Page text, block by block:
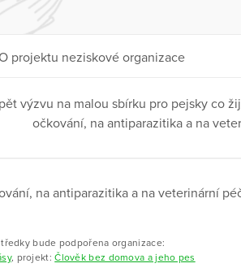
projektu neziskové organizace
výzvu na malou sbírku pro pejsky co
očkování, na antiparazitika a na
na antiparazitika a na veterinární
bude podpořena organizace:
, projekt:Člověk bez domova a jeho pes